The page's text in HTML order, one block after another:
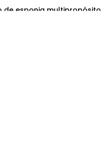
de esponja multipropósito